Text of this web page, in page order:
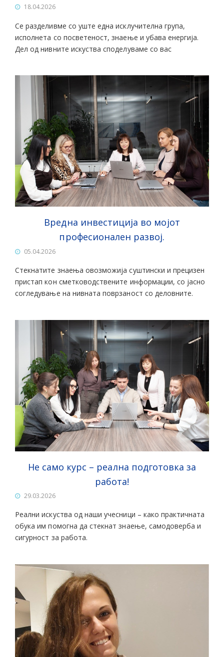
18.04.2026
Се разделивме со уште една исклучителна група,
исполнета со посветеност, знаење и убава енергија.
Дел од нивните искуства споделуваме со вас
Вредна инвестиција во мојот
професионален развој.
05.04.2026
Стекнатите знаења овозможија суштински и прецизен
пристап кон сметководствените информации, со јасно
согледување на нивната поврзаност со деловните.
Не само курс – реална подготовка за
работа!
29.03.2026
Реални искуства од наши учесници – како практичната
обука им помогна да стекнат знаење, самодоверба и
сигурност за работа.